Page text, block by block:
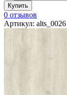
0 отзывов
Артикул: alts_0026